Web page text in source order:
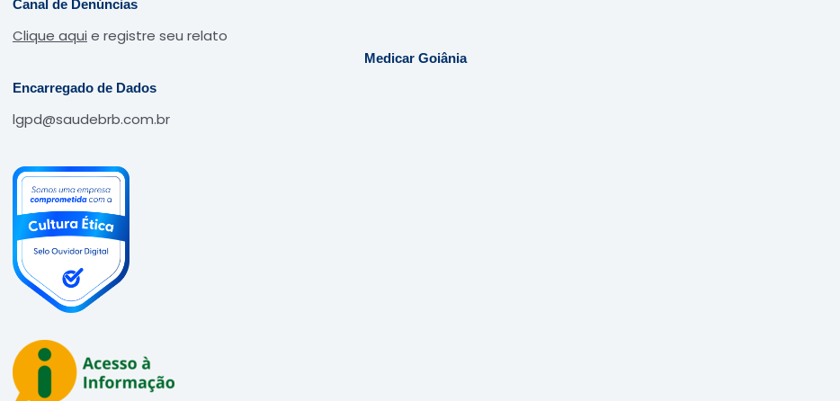
Canal de Denúncias
Clique aqui e registre seu relato
Encarregado de Dados
lgpd@saudebrb.com.br
Medicar Goiânia